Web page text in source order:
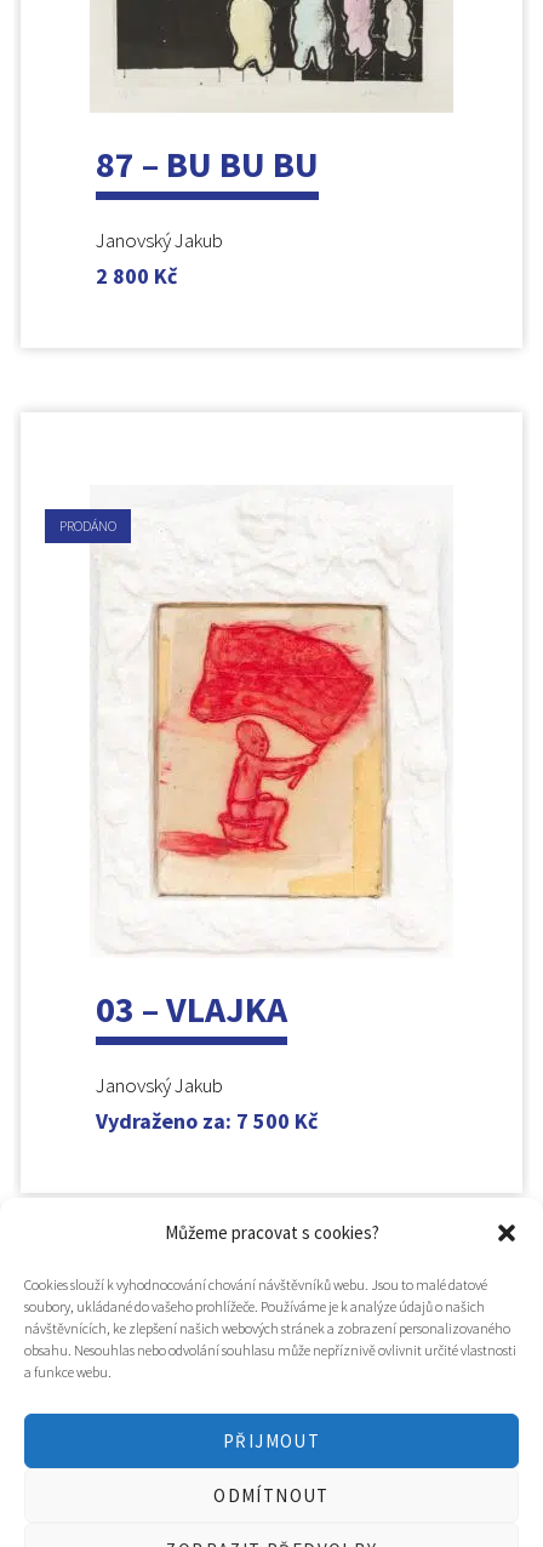
Můžeme pracovat s cookies?
Cookies slouží k vyhodnocování chování návštěvníků webu. Jsou to malé datové
soubory, ukládané do vašeho prohlížeče. Používáme je k analýze údajů o našich
návštěvnících, ke zlepšení našich webových stránek a zobrazení personalizovaného
obsahu. Nesouhlas nebo odvolání souhlasu může nepříznivě ovlivnit určité vlastnosti
a funkce webu.
PŘIJMOUT
ODMÍTNOUT
87 – BU BU BU
Janovský Jakub
2 800 Kč
PRODÁNO
03 – VLAJKA
Janovský Jakub
Vydraženo za: 7 500 Kč